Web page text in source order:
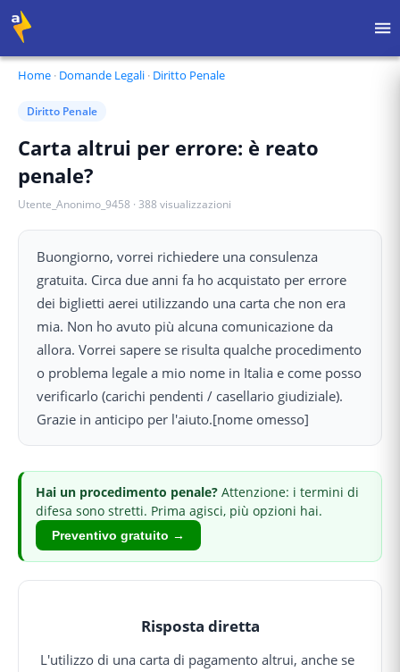
Home · Domande Legali · Diritto Penale
Diritto Penale
Carta altrui per errore: è reato
penale?
Utente_Anonimo_9458 · 388 visualizzazioni
Buongiorno, vorrei richiedere una consulenza
gratuita. Circa due anni fa ho acquistato per errore
dei biglietti aerei utilizzando una carta che non era
mia. Non ho avuto più alcuna comunicazione da
allora. Vorrei sapere se risulta qualche procedimento
o problema legale a mio nome in Italia e come posso
verificarlo (carichi pendenti / casellario giudiziale).
Grazie in anticipo per l'aiuto.[nome omesso]
Hai un procedimento penale? Attenzione: i termini di
difesa sono stretti. Prima agisci, più opzioni hai.
Preventivo gratuito →
Risposta diretta
L'utilizzo di una carta di pagamento altrui, anche se